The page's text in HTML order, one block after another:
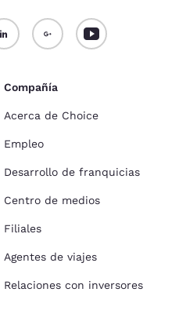
Compañía
Acerca de Choice
Empleo
Desarrollo de franquicias
Centro de medios
Filiales
Agentes de viajes
Relaciones con inversores